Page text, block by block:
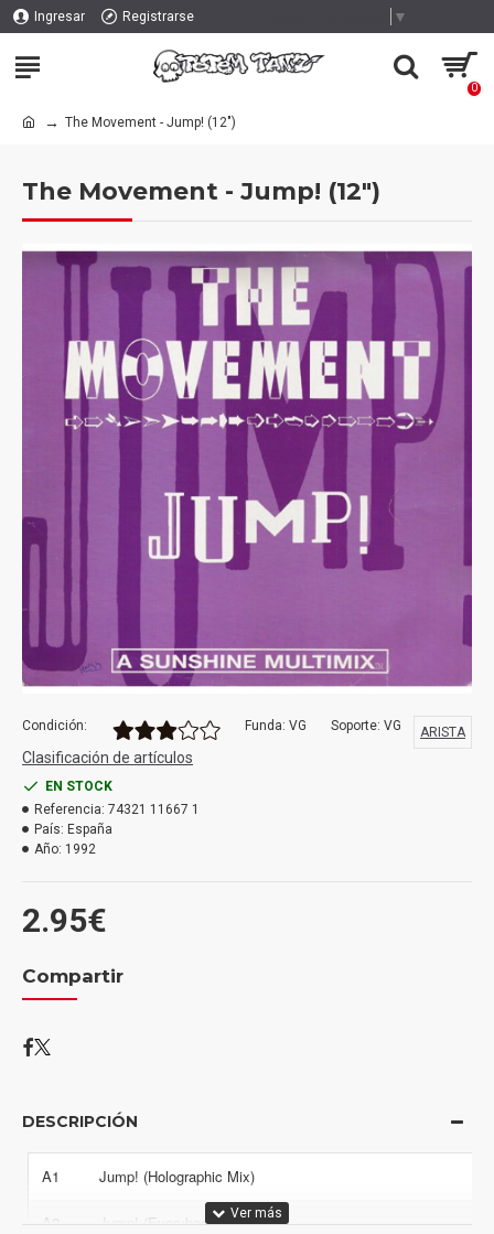
Ingresar Registrarse ▼
0
The Movement - Jump! (12")
The Movement - Jump! (12")
2.95€
Condición: Funda: VG Soporte: VG
Clasificación de artículos
EN STOCK
Referencia: 74321 11667 1
País: España
Año: 1992
ARISTA
Compartir
DESCRIPCIÓN
A1 Jump! (Holographic Mix)
A2 Jump! (Everybody Mix)